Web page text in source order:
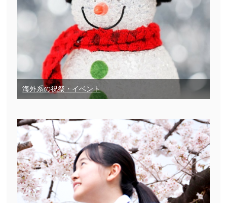
海外系の祝祭・イベント